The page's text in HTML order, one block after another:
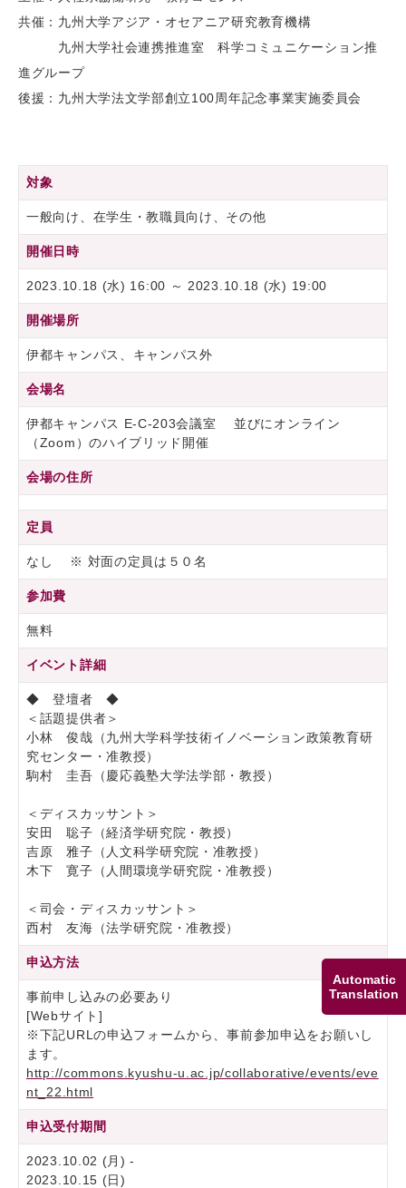
Automatic
Translation
共催：九州大学アジア・オセアニア研究教育機構
九州大学社会連携推進室 科学コミュニケーション推
進グループ
後援：九州⼤学法⽂学部創⽴100周年記念事業実施委員会
対象
一般向け、在学生・教職員向け、その他
開催日時
2023.10.18 (水) 16:00 ～ 2023.10.18 (水) 19:00
開催場所
伊都キャンパス、キャンパス外
会場名
伊都キャンパス E-C-203会議室 並びにオンライン
（Zoom）のハイブリッド開催
会場の住所
定員
なし ※ 対面の定員は５０名
参加費
無料
イベント詳細
◆ 登壇者 ◆
＜話題提供者＞
小林 俊哉（九州大学科学技術イノベーション政策教育研
究センター・准教授）
駒村 圭吾（慶応義塾大学法学部・教授）
＜ディスカッサント＞
安田 聡子（経済学研究院・教授）
吉原 雅子（人文科学研究院・准教授）
木下 寛子（人間環境学研究院・准教授）
＜司会・ディスカッサント＞
西村 友海（法学研究院・准教授）
申込方法
事前申し込みの必要あり
[Webサイト]
※下記URLの申込フォームから、事前参加申込をお願いし
ます。
http://commons.kyushu-u.ac.jp/collaborative/events/eve
nt_22.html
申込受付期間
2023.10.02 (月) -
2023.10.15 (日)